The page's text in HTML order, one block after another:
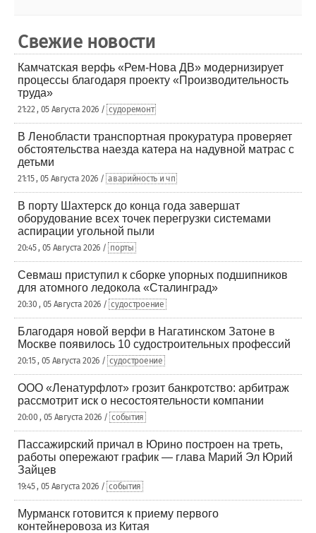
Свежие новости
Камчатская верфь «Рем-Нова ДВ» модернизирует
процессы благодаря проекту «Производительность
труда»
21:22 , 05 Августа 2026 / судоремонт
В Ленобласти транспортная прокуратура проверяет
обстоятельства наезда катера на надувной матрас с
детьми
21:15 , 05 Августа 2026 / аварийность и чп
В порту Шахтерск до конца года завершат
оборудование всех точек перегрузки системами
аспирации угольной пыли
20:45 , 05 Августа 2026 / порты
Севмаш приступил к сборке упорных подшипников
для атомного ледокола «Сталинград»
20:30 , 05 Августа 2026 / судостроение
Благодаря новой верфи в Нагатинском Затоне в
Москве появилось 10 судостроительных профессий
20:15 , 05 Августа 2026 / судостроение
ООО «Ленатурфлот» грозит банкротство: арбитраж
рассмотрит иск о несостоятельности компании
20:00 , 05 Августа 2026 / события
Пассажирский причал в Юрино построен на треть,
работы опережают график — глава Марий Эл Юрий
Зайцев
19:45 , 05 Августа 2026 / события
Мурманск готовится к приему первого
контейнеровоза из Китая